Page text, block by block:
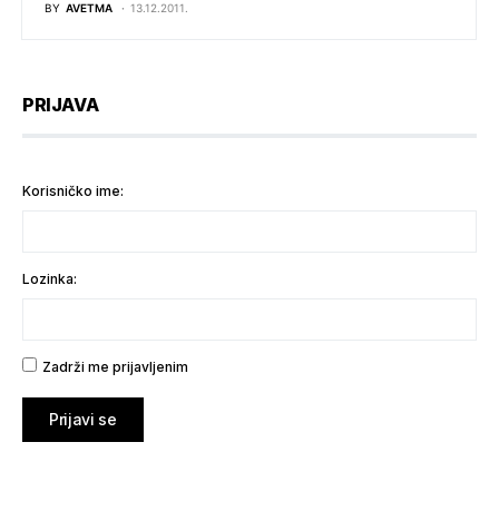
BY AVETMA 13.12.2011.
PRIJAVA
Korisničko ime:
Lozinka:
Zadrži me prijavljenim
Prijavi se